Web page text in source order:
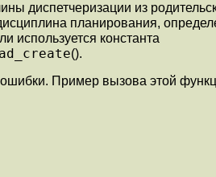
диспетчеризации из
планирования,
используется константа
().
Пример вызова этой